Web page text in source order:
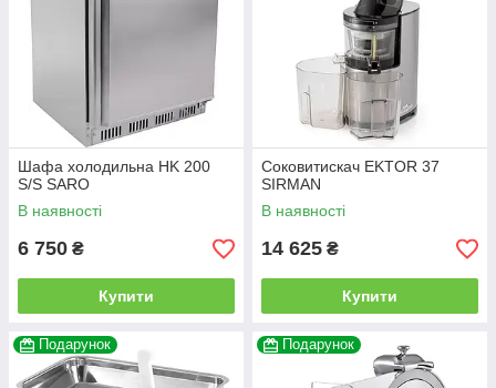
Шафа холодильна HK 200
S/S SARO
В наявності
6 750 ₴
Купити
Соковитискач EKTOR 37
SIRMAN
В наявності
14 625 ₴
Купити
Подарунок Подарунок